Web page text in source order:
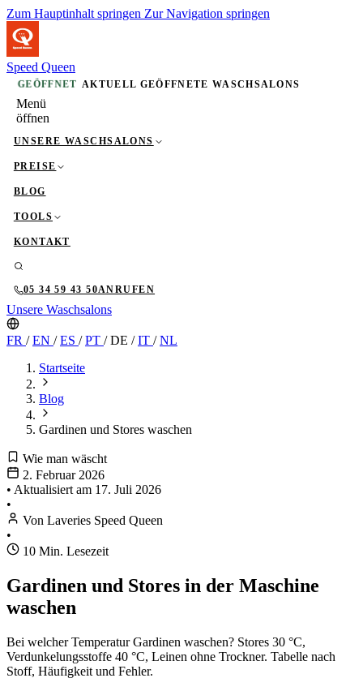
Zum Hauptinhalt springen Zur Navigation springen
Speed Queen
GEÖFFNET AKTUELL GEÖFFNETE WASCHSALONS
Menü
öffnen
UNSERE WASCHSALONS
PREISE
BLOG
TOOLS
KONTAKT
05 34 59 43 50ANRUFEN
Unsere Waschsalons
FR /EN /ES /PT /DE /IT /NL
Startseite
Blog
Gardinen und Stores waschen
Wie man wäscht
2. Februar 2026
• Aktualisiert am 17. Juli 2026
•
Von Laveries Speed Queen
•
10 Min. Lesezeit
Gardinen und Stores in der Maschine
waschen
Bei welcher Temperatur Gardinen waschen? Stores 30 °C,
Verdunkelungsstoffe 40 °C, Leinen ohne Trockner. Tabelle nach
Stoff, Häufigkeit und Fehler.